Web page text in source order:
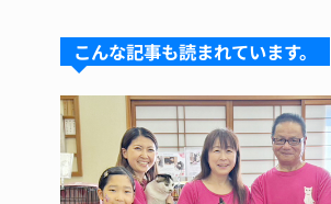
s
k
y
a
d
s
e
b
o
o
k
re
st
こんな記事も読まれています。